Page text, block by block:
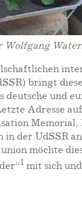
Wolfgang
bringt
und
Adresse
der UdSSR
möchte
1 mit sich